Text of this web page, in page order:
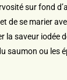
sur fond
de se marier
la saveur iodée
saumon ou les